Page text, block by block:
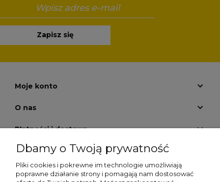
Zapisz się
Moje konto
O nas
Płatności i dostawa
Pomoc
Zwrot zakupów
Dbamy o Twoją prywatność
Pliki cookies i pokrewne im technologie umożliwiają
poprawne działanie strony i pomagają nam dostosować